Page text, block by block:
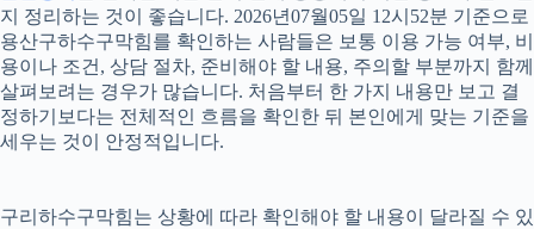
지 정리하는 것이 좋습니다. 2026년07월05일 12시52분 기준으로
용산구하수구막힘를 확인하는 사람들은 보통 이용 가능 여부, 비
용이나 조건, 상담 절차, 준비해야 할 내용, 주의할 부분까지 함께
살펴보려는 경우가 많습니다. 처음부터 한 가지 내용만 보고 결
정하기보다는 전체적인 흐름을 확인한 뒤 본인에게 맞는 기준을
세우는 것이 안정적입니다.
구리하수구막힘는 상황에 따라 확인해야 할 내용이 달라질 수 있